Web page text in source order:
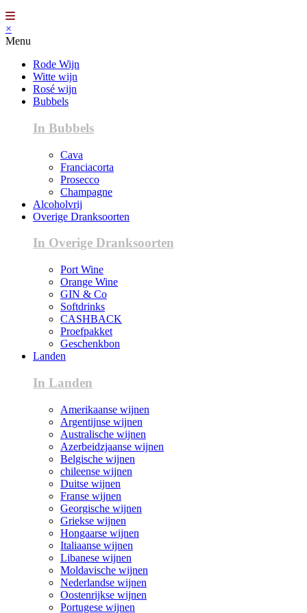
×
Menu
Rode Wijn
Witte wijn
Rosé wijn
Bubbels
In Bubbels
Cava
Franciacorta
Prosecco
Champagne
Alcoholvrij
Overige Dranksoorten
In Overige Dranksoorten
Port Wine
Orange Wine
GIN & Co
Softdrinks
CASHBACK
Proefpakket
Geschenkbon
Landen
In Landen
Amerikaanse wijnen
Argentijnse wijnen
Australische wijnen
Azerbeidzjaanse wijnen
Belgische wijnen
chileense wijnen
Duitse wijnen
Franse wijnen
Georgische wijnen
Griekse wijnen
Hongaarse wijnen
Italiaanse wijnen
Libanese wijnen
Moldavische wijnen
Nederlandse wijnen
Oostenrijkse wijnen
Portugese wijnen